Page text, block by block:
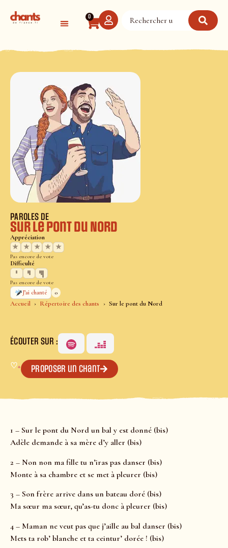
0
Accueil Répertoire des chants Sur le pont du Nord
PAROLES DE
Sur le pont du Nord
Appréciation
★
★ ★ ★ ★
Pas encore de vote
Difficulté
Pas encore de vote
J’ai chanté
0
ÉCOUTER SUR :
♡+ Proposer un chant
1 – Sur le pont du Nord un bal y est donné (bis)
Adèle demande à sa mère d’y aller (bis)
2 – Non non ma fille tu n’iras pas danser (bis)
Monte à sa chambre et se met à pleurer (bis)
3 – Son frère arrive dans un bateau doré (bis)
Ma sœur ma sœur, qu’as-tu donc à pleurer (bis)
4 – Maman ne veut pas que j’aille au bal danser (bis)
Mets ta rob’ blanche et ta ceintur’ dorée ! (bis)